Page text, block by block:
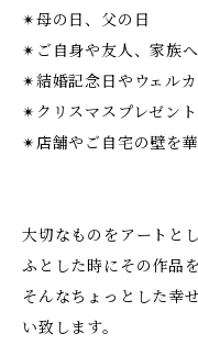
✴︎母の日、父の日
✴︎ご自身や友人、家族
✴︎結婚記念日やウェル
✴︎クリスマスプレゼント
✴︎店舗やご自宅の壁を
大切なものをアートと
ふとした時にその作品
そんなちょっとした幸
い致します。